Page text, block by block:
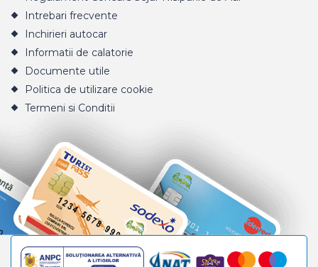
Intrebari frecvente
Inchirieri autocar
Informatii de calatorie
Documente utile
Politica de utilizare cookie
Termeni si Conditii